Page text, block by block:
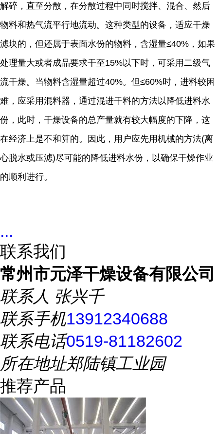
解碎，直至分散，在分散过程中同时搅拌、混合、然后
物料和热气流平行地流动。这种类型的设备，适应干燥
滤块的，但还属于表面水份的物料，含湿量≤40%，如果
处理量大或者成品要求干至15%以下时，可采用二级气
流干燥。当物料含湿量超过40%。但≤60%时，进料较困
难，应采用混料器，通过混进干料的方法以降低进料水
份，此时，干燥设备的总产量就有较大幅度的下降，这
在经济上是不和算的。因此，用户应先用机械的方法(离
心脱水或压滤)尽可能的降低进料水份，以确保干燥作业
的顺利进行。
...
联系我们
常州市元泽干燥设备有限公司
联系人 张兴千
联系手机13912340688
联系电话0519-81182602
所在地址郑陆镇工业园
推荐产品